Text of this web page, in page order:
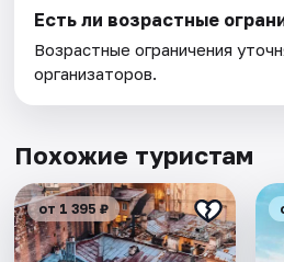
Есть ли возрастные
Возрастные ограничения
организаторов.
Похожие туристам
от 1 395 ₽